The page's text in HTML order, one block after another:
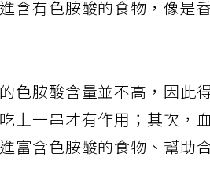
含有色胺酸的食物，像是
色胺酸含量並不高，因此
上一串才有作用；其次，
富含色胺酸的食物、幫助